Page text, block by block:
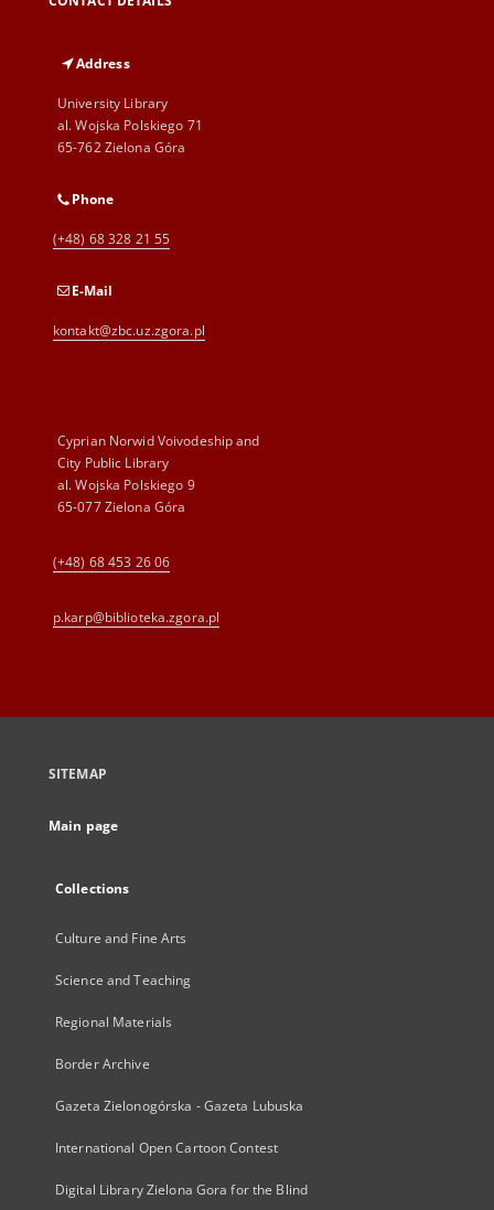
Address
University Library
al. Wojska Polskiego 71
65-762 Zielona Góra
Phone
(+48) 68 328 21 55
E-Mail
kontakt@zbc.uz.zgora.pl
Cyprian Norwid Voivodeship and
City Public Library
al. Wojska Polskiego 9
65-077 Zielona Góra
(+48) 68 453 26 06
p.karp@biblioteka.zgora.pl
SITEMAP
Main page
Collections
Culture and Fine Arts
Science and Teaching
Regional Materials
Border Archive
Gazeta Zielonogórska - Gazeta Lubuska
International Open Cartoon Contest
Digital Library Zielona Gora for the Blind